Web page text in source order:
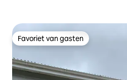
Favoriet van gasten
Favoriet van gasten